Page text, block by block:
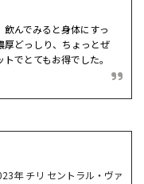
んでみると身体にすっ
厚どっしり、ちょっとぜ
でとてもお得でした。
年 チリ セントラル・ヴァ